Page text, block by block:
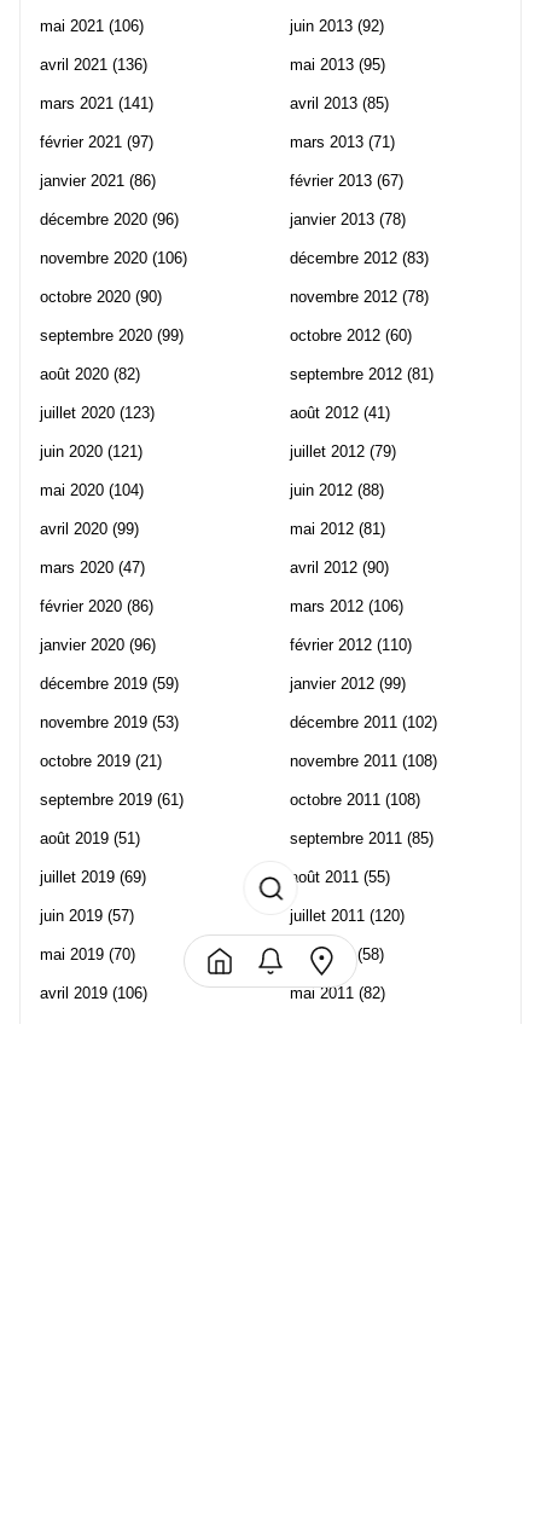
mai 2021 (106)
avril 2021 (136)
mars 2021 (141)
février 2021 (97)
janvier 2021 (86)
décembre 2020 (96)
novembre 2020 (106)
octobre 2020 (90)
septembre 2020 (99)
août 2020 (82)
juillet 2020 (123)
juin 2020 (121)
mai 2020 (104)
avril 2020 (99)
mars 2020 (47)
février 2020 (86)
janvier 2020 (96)
décembre 2019 (59)
novembre 2019 (53)
octobre 2019 (21)
septembre 2019 (61)
août 2019 (51)
juillet 2019 (69)
juin 2019 (57)
mai 2019 (70)
avril 2019 (106)
juin 2013 (92)
mai 2013 (95)
avril 2013 (85)
mars 2013 (71)
février 2013 (67)
janvier 2013 (78)
décembre 2012 (83)
novembre 2012 (78)
octobre 2012 (60)
septembre 2012 (81)
août 2012 (41)
juillet 2012 (79)
juin 2012 (88)
mai 2012 (81)
avril 2012 (90)
mars 2012 (106)
février 2012 (110)
janvier 2012 (99)
décembre 2011 (102)
novembre 2011 (108)
octobre 2011 (108)
septembre 2011 (85)
août 2011 (55)
juillet 2011 (120)
juin 2011 (58)
mai 2011 (82)